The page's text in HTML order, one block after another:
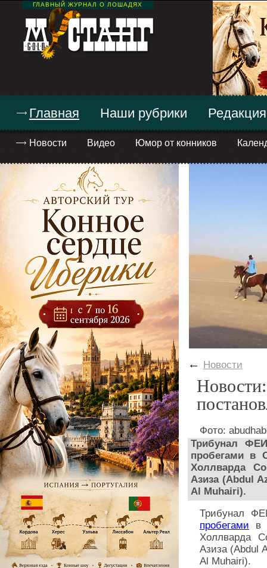
ГЛАВНЫЙ ЖУРНАЛ О ЛОШАДЯХ
Главная
Новости Видео Юмор от конников
Наши рубрики Редакция
← Новости
Фото:
Трибунал
пробегами в
Холлварда
Азиза (Abdul
Al Muhairi).
Трибунал
пробегами в
Холлварда
Азиза (Abdul
Al Muhairi).